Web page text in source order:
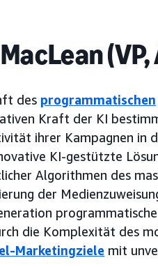
des programmatischen
Kraft der KI
ihrer Kampagnen in
KI-gestützte
Algorithmen des
der
die Komplexität des
Marketingziele mit